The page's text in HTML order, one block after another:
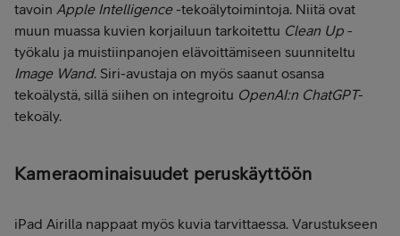
tavoin Apple Intelligence-tekoälytoimintoja. Niitä ovat
muun muassa kuvien korjailuun tarkoitettu Clean Up -
työkalu ja muistiinpanojen elävoittämiseen suunniteltu
Image Wand. Siri-avustaja on myös saanut osansa
tekoälystä, sillä siihen on integroitu OpenAI:n ChatGPT-
tekoäly.
Kameraominaisuudet peruskäyttöön
iPad Airilla nappaat myös kuvia tarvittaessa. Varustukseen